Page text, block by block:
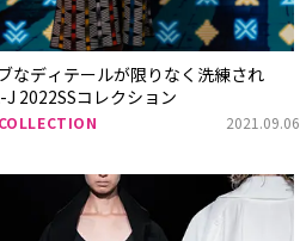
なディテールが限りなく洗練され
J 2022SSコレクション
COLLECTION 2021.09.06